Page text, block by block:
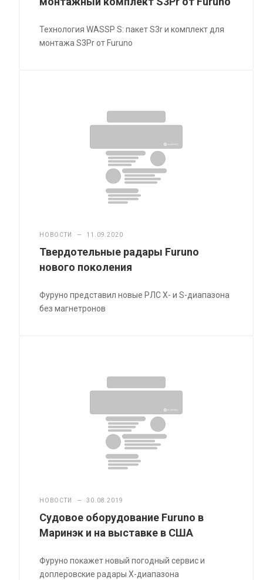
Технология WASSP S: пакет S3r и комплект для
монтажа S3Pr от Furuno
НОВОСТИ — 11.09.2020
Твердотельные радары Furuno
нового поколения
Фуруно представил новые РЛС X- и S-диапазона
без магнетронов
НОВОСТИ — 30.08.2019
Судовое оборудование Furuno в
Маринэк и на выставке в США
Фуруно покажет новый погодный сервис и
доплеровские радары X-диапазона